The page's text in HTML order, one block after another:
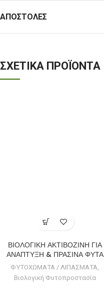
ΑΠΟΣΤΟΛΈΣ
ΣΧΕΤΙΚΆ ΠΡΟΪΌΝΤΑ
ΒΙΟΛΟΓΙΚΗ ΑΚΤΙΒΟΖΙΝΗ ΓΙΑ
ΑΝΑΠΤΥΞΗ & ΠΡΑΣΙΝΑ ΦΥΤΑ
ΦΥΤΟΧΩΜΑΤΑ / ΛΙΠΑΣΜΑΤΑ,
Βιολογική Φυτοπροστασία